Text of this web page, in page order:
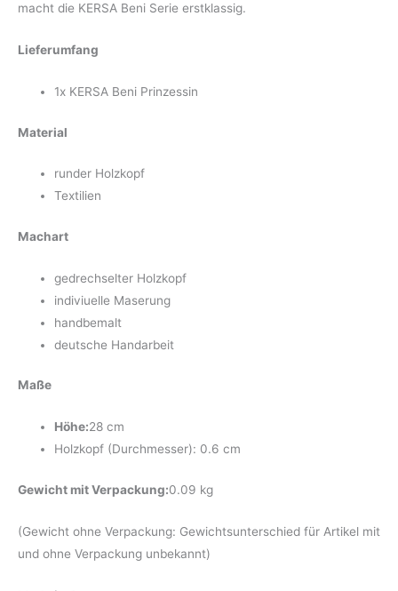
macht die KERSA Beni Serie erstklassig.
Lieferumfang
1x KERSA Beni Prinzessin
Material
runder Holzkopf
Textilien
Machart
gedrechselter Holzkopf
indiviuelle Maserung
handbemalt
deutsche Handarbeit
Maße
Höhe:28 cm
Holzkopf (Durchmesser): 0.6 cm
Gewicht mit Verpackung:0.09 kg
(Gewicht ohne Verpackung: Gewichtsunterschied für Artikel mit
und ohne Verpackung unbekannt)